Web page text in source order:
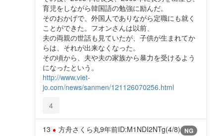
育児をしながら韓国語の勉強に励んだ。
そのおかげで、外国人でありながら定職にも就く
ことができた。フオンさんは以前、
夫の両親の世話も見ていたが、子供が生まれてか
らは、それが出来なくなった。
その頃から、夫や夫の家族から暴力を受けるよう
になったという。
http://www.viet-
jo.com/news/sanmen/121126070256.html
4
13 方舟さくら丸9年前ID:M1NDI2NTg(4/8) NG